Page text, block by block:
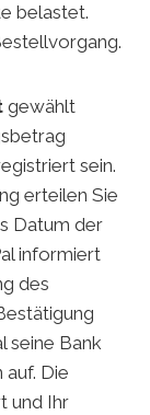
belastet.
gewählt
sein.
erteilen Sie
Datum der
informiert
des
seine Bank
Die
und Ihr